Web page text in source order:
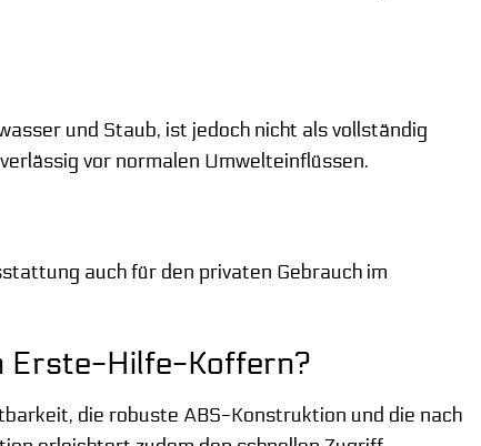
und Staub, ist jedoch nicht als vollständig
vor normalen Umwelteinflüssen.
auch für den privaten Gebrauch im
Erste-Hilfe-Koffern?
die robuste ABS-Konstruktion und die nach